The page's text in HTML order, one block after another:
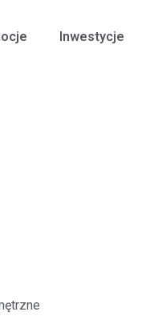
Inwestycje